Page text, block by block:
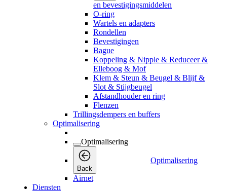
en bevestigingsmiddelen
O-ring
Wartels en adapters
Rondellen
Bevestigingen
Bague
Koppeling & Nipple & Reduceer &
Elleboog & Mof
Klem & Steun & Beugel & Blijf &
Slot & Stijgbeugel
Afstandhouder en ring
Flenzen
Trillingsdempers en buffers
Optimalisering
Optimalisering
Back
Optimalisering
Airnet
Diensten